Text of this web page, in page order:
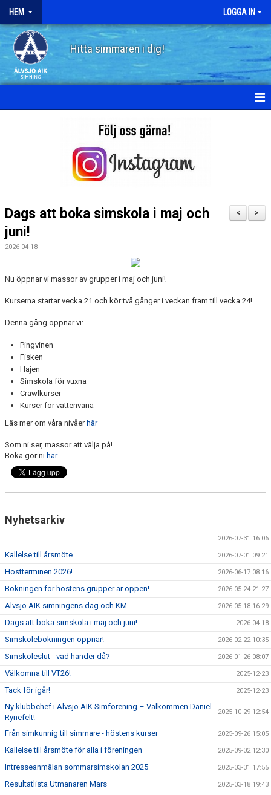
HEM LOGGA IN
Hitta simmaren i dig!
OM ÄLVSJÖ AIK SIMNING
POLICY
ANTIMOBBING
GDPR
JOBBA HOS OSS
VANLIGA FRÅGOR
>
<
Dags att boka simskola i maj och
juni!
2026-04-18
Nu öppnar vi massor av grupper i maj och juni!
Kurserna startar vecka 21 och kör två gånger i veckan fram till vecka 24!
Denna gång öppnar vi:
Pingvinen
Fisken
Hajen
Simskola för vuxna
Crawlkurser
Kurser för vattenvana
Läs mer om våra nivåer här
Som ni ser, massor att välja på!
Boka gör ni här
Nyhetsarkiv
2026-07-31 16:06
Kallelse till årsmöte 2026-07-01 09:21
Höstterminen 2026! 2026-06-17 08:16
Bokningen för höstens grupper är öppen! 2026-05-24 21:27
Älvsjö AIK simningens dag och KM 2026-05-18 16:29
Dags att boka simskola i maj och juni! 2026-04-18
Simskolebokningen öppnar! 2026-02-22 10:35
Simskoleslut - vad händer då? 2026-01-26 08:07
Välkomna till VT26! 2025-12-23
Tack för igår! 2025-12-23
Ny klubbchef i Älvsjö AIK Simförening – Välkommen Daniel
Rynefelt!
2025-10-29 12:54
Från simkunnig till simmare - höstens kurser 2025-09-26 15:05
Kallelse till årsmöte för alla i föreningen 2025-09-02 12:30
Intresseanmälan sommarsimskolan 2025 2025-03-31 17:55
Resultatlista Utmanaren Mars 2025-03-18 19:43